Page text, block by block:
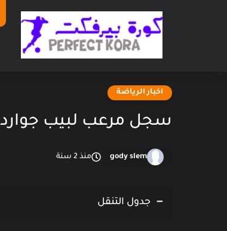
اخبار الرياضة
سجل مرعب لبيب
gody slem منذ 2 سنة
جدول التنقل